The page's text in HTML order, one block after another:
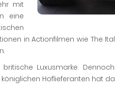
mit
eine
in Actionfilmen wie The
Luxusmarke.
Hoflieferanten hat